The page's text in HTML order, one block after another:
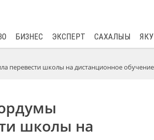
БИЗНЕС ЭКСПЕРТ САХАЛЫЫ
перевести школы на дистанционное обучение
школы на